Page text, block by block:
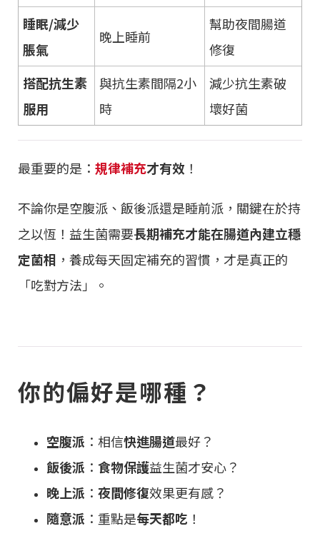
睡眠/減少
脹氣
晚上睡前
幫助夜間腸道
修復
搭配抗生素
服用
與抗生素間隔2小
時
減少抗生素破
壞好菌
最重要的是： 規律補充才有效 ！
不論你是空腹派、飯後派還是睡前派，關鍵在於持
之以恆！益生菌需要長期補充才能在腸道內建立穩
定菌相 ，養成每天固定補充的習慣，才是真正的
「吃對方法」。
你的偏好是哪種？
空腹派 ：相信快進腸道最好？
飯後派 ： 食物保護益生菌才安心？
晚上派 ： 夜間修復效果更有感？
隨意派 ：重點是每天都吃 ！